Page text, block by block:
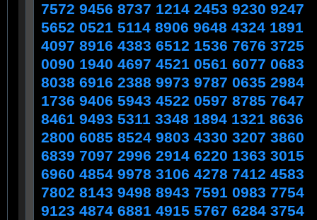
7572 9456 8737 1214 2453 9230 9247
5652 0521 5114 8906 9648 4324 1891
4097 8916 4383 6512 1536 7676 3725
0090 1940 4697 4521 0561 6077 0683
8038 6916 2388 9973 9787 0635 2984
1736 9406 5943 4522 0597 8785 7647
8461 9493 5311 3348 1894 1321 8636
2800 6085 8524 9803 4330 3207 3860
6839 7097 2996 2914 6220 1363 3015
6960 4854 9978 3106 4278 7412 4583
7802 8143 9498 8943 7591 0983 7754
9123 4874 6881 4915 5767 6284 3754